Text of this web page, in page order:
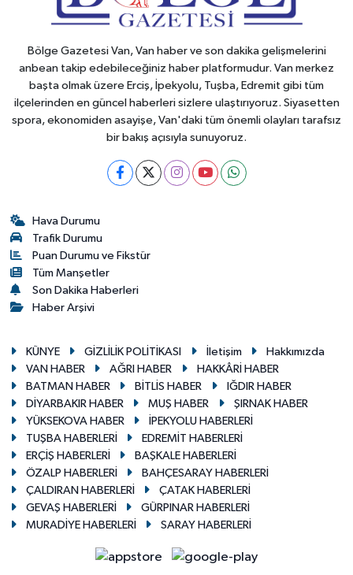
Bölge Gazetesi Van, Van haber ve son dakika gelişmelerini
anbean takip edebileceğiniz haber platformudur. Van merkez
başta olmak üzere Erciş, İpekyolu, Tuşba, Edremit gibi tüm
ilçelerinden en güncel haberleri sizlere ulaştırıyoruz. Siyasetten
spora, ekonomiden asayişe, Van'daki tüm önemli olayları tarafsız
bir bakış açısıyla sunuyoruz.
Hava Durumu
Trafik Durumu
Puan Durumu ve Fikstür
Tüm Manşetler
Son Dakika Haberleri
Haber Arşivi
KÜNYE GİZLİLİK POLİTİKASI İletişim
Hakkımızda
VAN HABER
AĞRI HABER
HAKKÂRİ HABER
BATMAN HABER
BİTLİS HABER
IĞDIR HABER
DİYARBAKIR HABER
MUŞ HABER
ŞIRNAK HABER
YÜKSEKOVA HABER
İPEKYOLU HABERLERİ
TUŞBA HABERLERİ
EDREMİT HABERLERİ
ERÇİŞ HABERLERİ
BAŞKALE HABERLERİ
ÖZALP HABERLERİ
BAHÇESARAY HABERLERİ
ÇALDIRAN HABERLERİ
ÇATAK HABERLERİ
GEVAŞ HABERLERİ
GÜRPINAR HABERLERİ
MURADİYE HABERLERİ
SARAY HABERLERİ